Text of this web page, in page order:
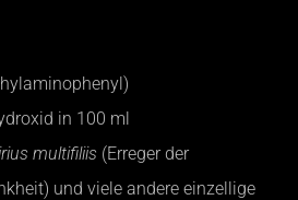
in 100 ml
multifiliis (Erreger der
und viele andere einzellige